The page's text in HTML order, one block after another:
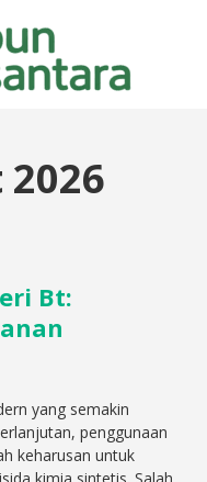
Bt:
yang semakin
penggunaan
keharusan untuk